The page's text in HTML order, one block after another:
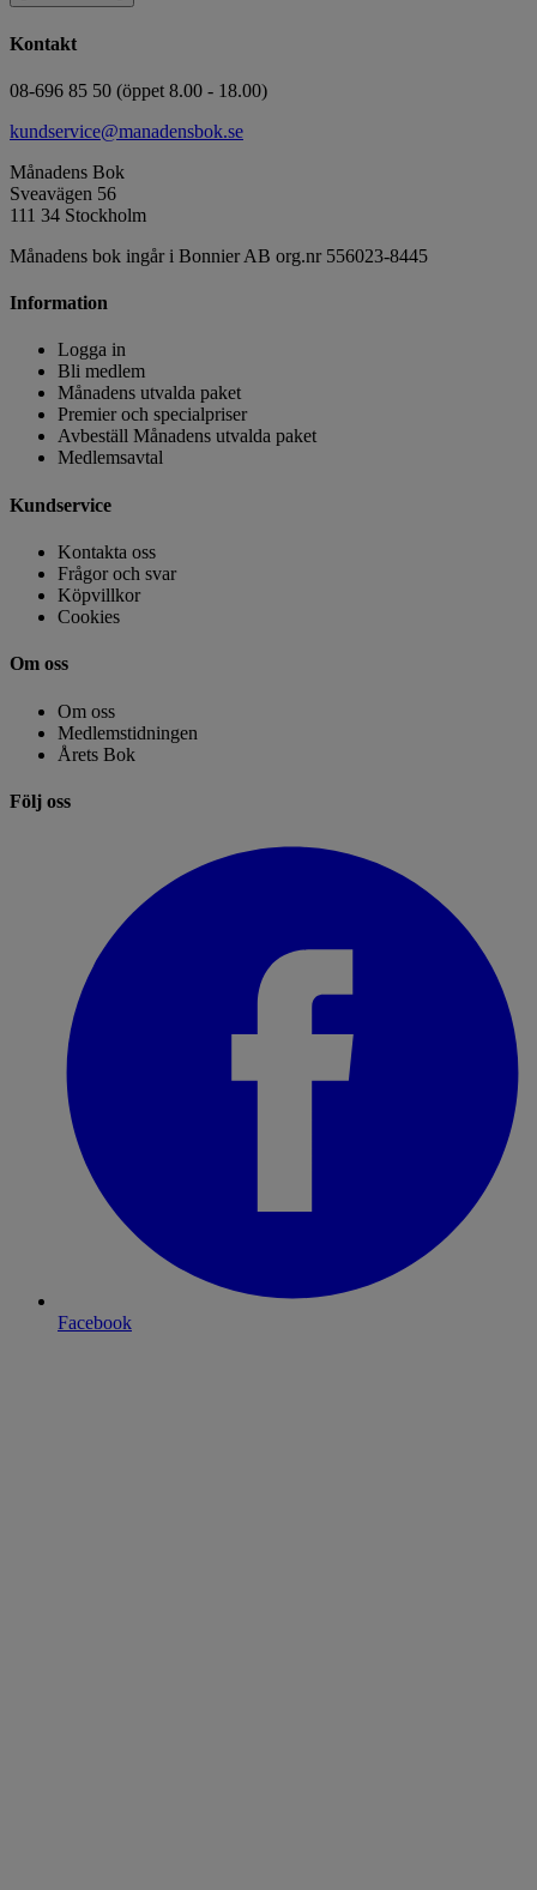
Kontakt
08-696 85 50 (öppet 8.00 - 18.00)
kundservice@manadensbok.se
Månadens Bok
Sveavägen 56
111 34 Stockholm
Månadens bok ingår i Bonnier AB org.nr 556023-8445
Information
Logga in
Bli medlem
Månadens utvalda paket
Premier och specialpriser
Avbeställ Månadens utvalda paket
Medlemsavtal
Kundservice
Kontakta oss
Frågor och svar
Köpvillkor
Cookies
Om oss
Om oss
Medlemstidningen
Årets Bok
Följ oss
Facebook